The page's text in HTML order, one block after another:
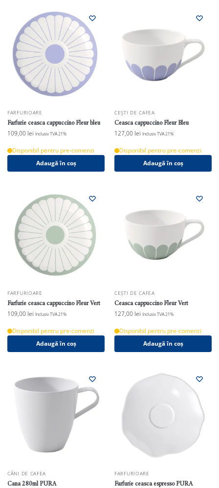
FARFURIOARE
Farfurie ceasca cappuccino Fleur bleu
109,00 lei Inclusiv TVA 21%
Disponibil pentru pre-comenzi
Adaugă în coș
CEȘTI DE CAFEA
Ceasca cappuccino Fleur Bleu
127,00 lei Inclusiv TVA 21%
Disponibil pentru pre-comenzi
Adaugă în coș
FARFURIOARE
Farfurie ceasca cappuccino Fleur Vert
109,00 lei Inclusiv TVA 21%
Disponibil pentru pre-comenzi
Adaugă în coș
CEȘTI DE CAFEA
Ceasca cappuccino Fleur Vert
127,00 lei Inclusiv TVA 21%
Disponibil pentru pre-comenzi
Adaugă în coș
CĂNI DE CAFEA
Cana 280ml PURA
FARFURIOARE
Farfurie ceasca espresso PURA